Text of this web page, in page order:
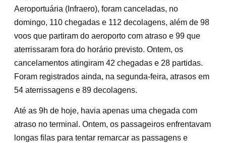
Aeroportuária (Infraero), foram canceladas, no
domingo, 110 chegadas e 112 decolagens, além de 98
voos que partiram do aeroporto com atraso e 99 que
aterrissaram fora do horário previsto. Ontem, os
cancelamentos atingiram 42 chegadas e 28 partidas.
Foram registrados ainda, na segunda-feira, atrasos em
54 aterrissagens e 89 decolagens.
Até as 9h de hoje, havia apenas uma chegada com
atraso no terminal. Ontem, os passageiros enfrentavam
longas filas para tentar remarcar as passagens e